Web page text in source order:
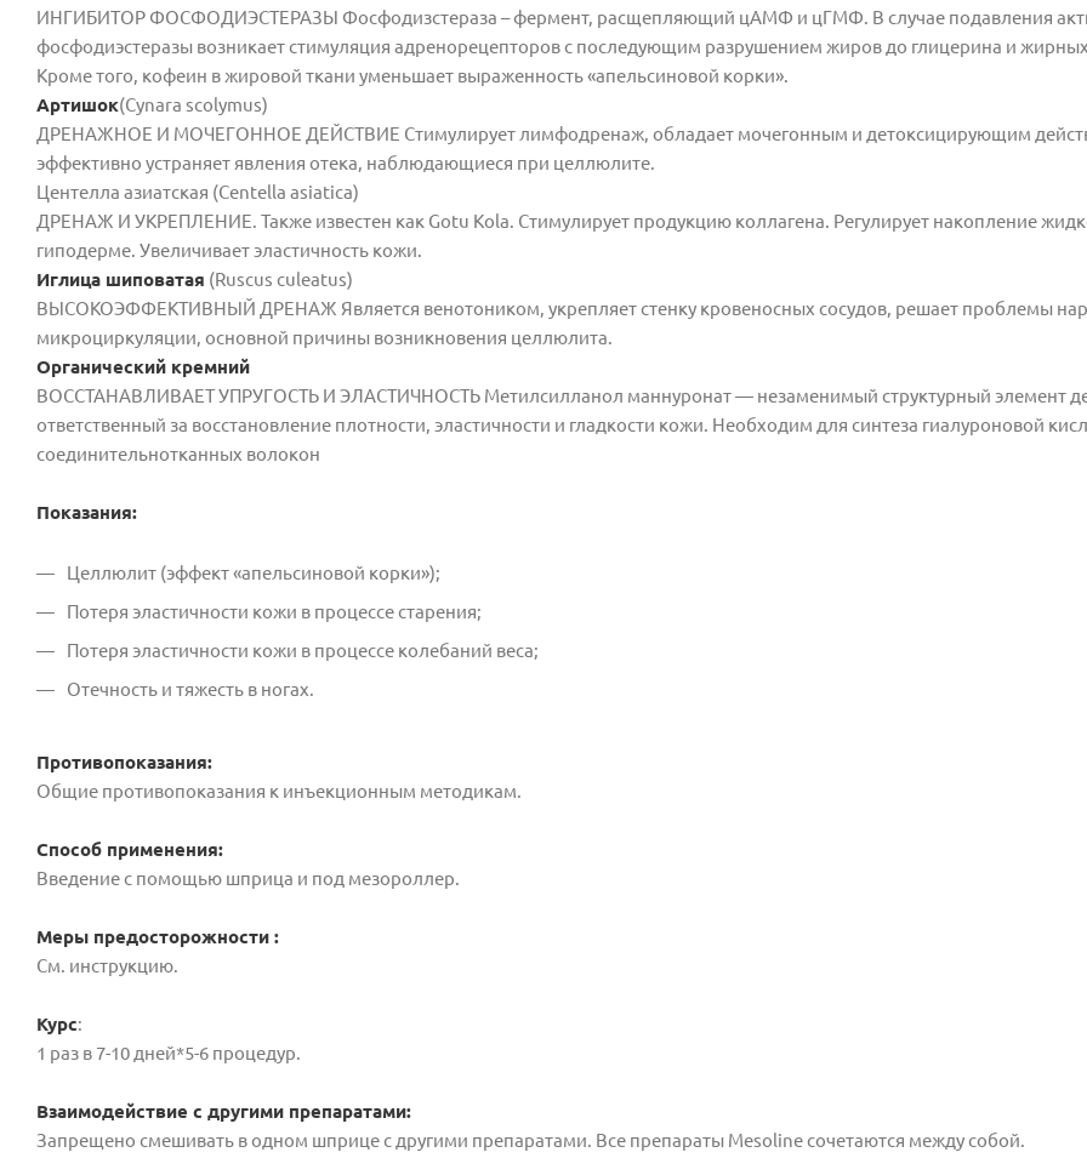
ИНГИБИТОР ФОСФОДИЭСТЕРАЗЫ Фосфодизстераза – фермент, расщепляющий цАМФ и цГМФ. В случае подавления
фосфодиэстеразы возникает стимуляция адренорецепторов с последующим разрушением жиров до глицерина и
Кроме того, кофеин в жировой ткани уменьшает выраженность «апельсиновой корки».
Артишок(Cynara scolymus)
ДРЕНАЖНОЕ И МОЧЕГОННОЕ ДЕЙСТВИЕ Стимулирует лимфодренаж, обладает мочегонным и детоксицирующим
эффективно устраняет явления отека, наблюдающиеся при целлюлите.
Центелла азиатская (Centella asiatica)
ДРЕНАЖ И УКРЕПЛЕНИЕ. Также известен как Gotu Kola. Стимулирует продукцию коллагена. Регулирует накопление
гиподерме. Увеличивает эластичность кожи.
Иглица шиповатая (Ruscus culeatus)
ВЫСОКОЭФФЕКТИВНЫЙ ДРЕНАЖ Является венотоником, укрепляет стенку кровеносных сосудов, решает проблемы
микроциркуляции, основной причины возникновения целлюлита.
Органический кремний
ВОССТАНАВЛИВАЕТ УПРУГОСТЬ И ЭЛАСТИЧНОСТЬ Метилсилланол маннуронат — незаменимый структурный элемент
ответственный за восстановление плотности, эластичности и гладкости кожи. Необходим для синтеза гиалуроновой
соединительнотканных волокон
Показания:
Целлюлит (эффект «апельсиновой корки»);
Потеря эластичности кожи в процессе старения;
Потеря эластичности кожи в процессе колебаний веса;
Отечность и тяжесть в ногах.
Противопоказания:
Общие противопоказания к инъекционным методикам.
Способ применения:
Введение с помощью шприца и под мезороллер.
Меры предосторожности :
См. инструкцию.
Курс:
1 раз в 7-10 дней*5-6 процедур.
Взаимодействие с другими препаратами:
Запрещено смешивать в одном шприце с другими препаратами. Все препараты Mesoline сочетаются между собой.